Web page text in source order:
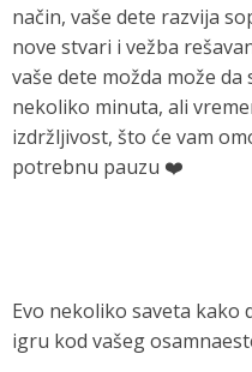
način, vaše dete razvija
nove stvari i vežba
vaše dete možda može
nekoliko minuta, ali
izdržljivost, što će vam
potrebnu pauzu ❤️
Evo nekoliko saveta kako
igru kod vašeg